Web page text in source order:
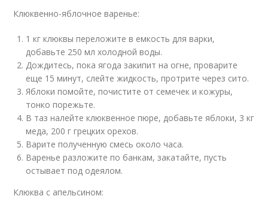
Клюквенно-яблочное варенье:
1 кг клюквы переложите в емкость для варки,
добавьте 250 мл холодной воды.
Дождитесь, пока ягода закипит на огне, проварите
еще 15 минут, слейте жидкость, протрите через сито.
Яблоки помойте, почистите от семечек и кожуры,
тонко порежьте.
В таз налейте клюквенное пюре, добавьте яблоки, 3 кг
меда, 200 г грецких орехов.
Варите полученную смесь около часа.
Варенье разложите по банкам, закатайте, пусть
остывает под одеялом.
Клюква с апельсином: